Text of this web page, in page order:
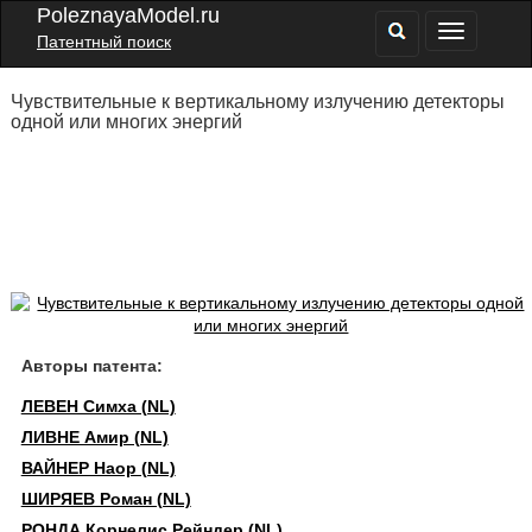
PoleznayaModel.ru
Патентный поиск
Чувствительные к вертикальному излучению детекторы
одной или многих энергий
Авторы патента:
ЛЕВЕН Симха (NL)
ЛИВНЕ Амир (NL)
ВАЙНЕР Наор (NL)
ШИРЯЕВ Роман (NL)